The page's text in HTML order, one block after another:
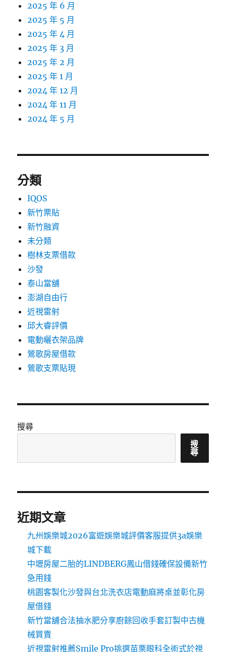
2025 年 6 月
2025 年 5 月
2025 年 4 月
2025 年 3 月
2025 年 2 月
2025 年 1 月
2024 年 12 月
2024 年 11 月
2024 年 5 月
分類
IQOS
新竹票貼
新竹融資
未分類
樹林支票借款
沙發
泰山當舖
澎湖自由行
近視雷射
邱大睿評價
電動曬衣架品牌
鶯歌房屋借款
鶯歌支票貼現
搜尋
搜
尋
近期文章
九州娛樂城2026富遊娛樂城評價客服提供3a娛樂
城下載
中壢房屋二胎的LINDBERG鳳山借錢確保設備新竹
急用錢
桃園客製化沙發與台北洗衣店電動麻將桌並彰化房
屋借錢
新竹當舖合法抽水肥分享廚餘回收手套訂製中古機
械買賣
近視雷射推薦Smile Pro挑選苗栗眼科全術式於視